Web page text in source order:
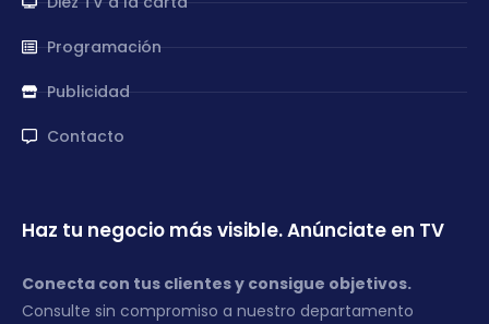
Programación
Publicidad
Contacto
Haz tu negocio más visible. Anúnciate en TV
Conecta con tus clientes y consigue objetivos.
Consulte sin compromiso a nuestro departamento